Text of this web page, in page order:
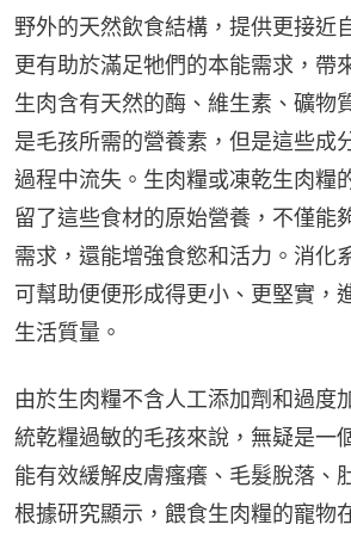
野外的天然飲食結構，提供更接近
更有助於滿足牠們的本能需求，帶
生肉含有天然的酶、維生素、礦物
是毛孩所需的營養素，但是這些成
過程中流失。生肉糧或凍乾生肉糧
留了這些食材的原始營養，不僅能
需求，還能增強食慾和活力。消化
可幫助便便形成得更小、更堅實，
生活質量。
由於生肉糧不含人工添加劑和過度
統乾糧過敏的毛孩來說，無疑是一
能有效緩解皮膚瘙癢、毛髮脫落、
根據研究顯示，餵食生肉糧的寵物